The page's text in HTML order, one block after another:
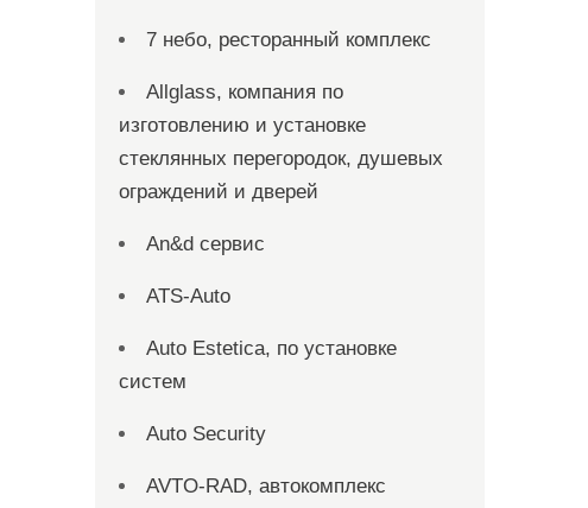
7 небо, ресторанный комплекс
Allglass, компания по
изготовлению и установке
стеклянных перегородок, душевых
ограждений и дверей
An&d сервис
ATS-Auto
Auto Estetica, по установке
систем
Auto Security
AVTO-RAD, автокомплекс